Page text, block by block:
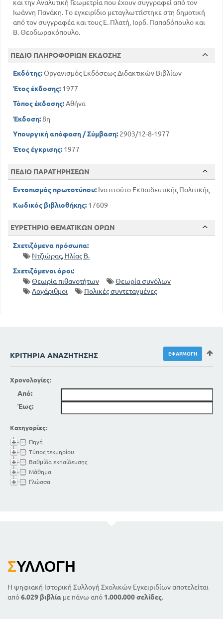
ΚΕΦ 1
ΕΣΩΤΕΡΙΚΟ ΓΙΝΟΜΕΝΟ ΔΥΟ ΔΙΑΝΥΣΜΑΤΩΝ
Η ΕΥΘΕΙΑ ΣΤΟ ΕΠΙΠΕΔΟ
ΚΕΦ 3
ΠΟΛΙΚΕΣ ΣΥΝΤΕΤΑΓΜΕΝΕΣ
και την Αναλυτική Γεωμετρία που έχουν συγγραφεί από τον
Ιωάννη Πανάκη. Το εγχειρίδιο μεταγλωττίστηκε στη δημοτική
από τον συγγραφέα και τους Ε. Πλατή, Ιορδ. Παπαδόπουλο και
Β. Θεοδωρακόπουλο.
ΠΕΔΙΟ ΠΛΗΡΟΦΟΡΙΩΝ ΕΚΔΟΣΗΣ
Εκδότης:Οργανισμός Εκδόσεως Διδακτικών Βιβλίων
Έτος έκδοσης: 1977
Τόπος έκδοσης:Αθήνα
Έκδοση:8η
Υπουργική απόφαση / Σύμβαση: 2903/12-8-1977
Έτος έγκρισης: 1977
ΠΕΔΙΟ ΠΑΡΑΤΗΡΗΣΕΩΝ
Εντοπισμός πρωτοτύπου: Ινστιτούτο Εκπαιδευτικής Πολιτικής
Κωδικός βιβλιοθήκης: 17609
ΕΥΡΕΤΗΡΙΟ ΘΕΜΑΤΙΚΩΝ ΟΡΩΝ
Σχετιζόμενα πρόσωπα:
Ντζιώρας, Ηλίας Β.
Σχετιζόμενοι όροι:
Θεωρία πιθανοτήτων
Θεωρία συνόλων
Λογάριθμοι
Πολικές συντεταγμένες
ΚΡΙΤΉΡΙΑ ΑΝΑΖΉΤΗΣΗΣ
Χρονολογίες:
Από:
Έως:
Κατηγορίες:
Πηγή
Τύπος τεκμηρίου
Βαθμίδα εκπαίδευσης
Μάθημα
Γλώσσα
ΣΥΛΛΟΓΉ
Η ψηφιακή Ιστορική Συλλογή Σχολικών Εγχειριδίων αποτελείται
από6.029 βιβλία με πάνω από 1.000.000 σελίδες.